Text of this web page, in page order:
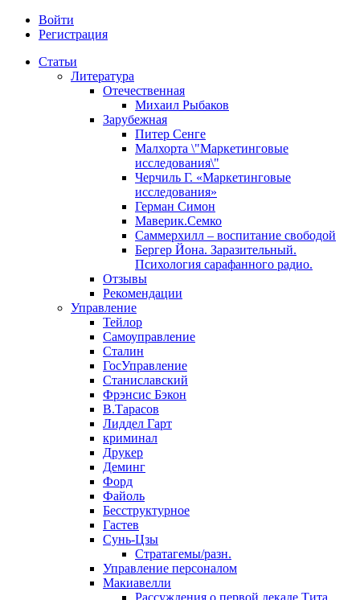
Войти
Регистрация
Статьи
Литература
Отечественная
Михаил Рыбаков
Зарубежная
Питер Сенге
Малхорта \"Маркетинговые
исследования\"
Черчиль Г. «Маркетинговые
исследования»
Герман Симон
Маверик.Семко
Саммерхилл – воспитание свободой
Бергер Йона. Заразительный.
Психология сарафанного радио.
Отзывы
Рекомендации
Управление
Тейлор
Самоуправление
Сталин
ГосУправление
Станиславский
Фрэнсис Бэкон
В.Тарасов
Лиддел Гарт
криминал
Друкер
Деминг
Форд
Файоль
Бесструктурное
Гастев
Сунь-Цзы
Стратагемы/разн.
Управление персоналом
Макиавелли
Рассуждения о первой декаде Тита